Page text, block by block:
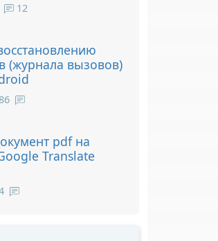
12
(журнала вызовов)
pdf на
Translate